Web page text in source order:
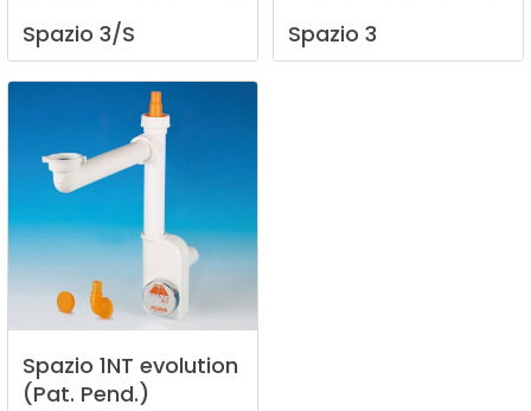
Spazio 3/S Spazio 3
Spazio 1NT evolution
(Pat. Pend.)